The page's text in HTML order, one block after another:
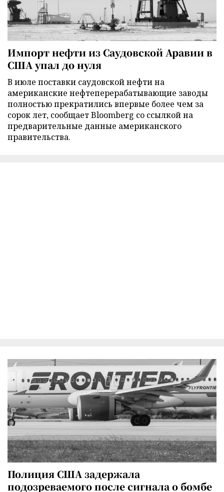
Импорт нефти из Саудовской Аравии в
США упал до нуля
В июле поставки саудовской нефти на
американские нефтеперерабатывающие заводы
полностью прекратились впервые более чем за
сорок лет, сообщает Bloomberg со ссылкой на
предварительные данные американского
правительства.
Полиция США задержала
подозреваемого после сигнала о бомбе